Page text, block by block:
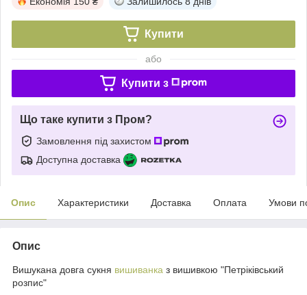
Купити
або
Купити з
Що таке купити з Пром?
Замовлення під захистом
Доступна доставка
Опис Характеристики Доставка Оплата Умови
Опис
Вишукана довга сукня вишиванка з вишивкою "Петріківський
розпис"